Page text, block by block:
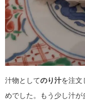
汁物としてのり汁を注文
めでした。もう少し汁が